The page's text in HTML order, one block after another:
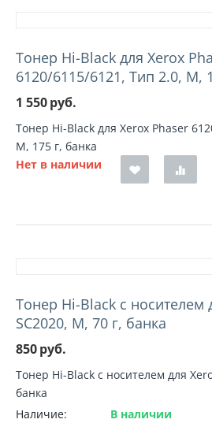
Тонер Hi-Black для Xerox
6120/6115/6121, Тип 2.0, M,
1 550руб.
Тонер Hi-Black для Xerox Phaser
M, 175 г, банка
Нет в наличии
Тонер Hi-Black с носителем
SC2020, M, 70 г, банка
850руб.
Тонер Hi-Black с носителем для
банка
Наличие:
В наличии